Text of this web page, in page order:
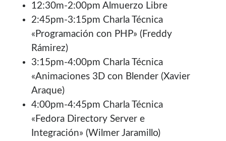
12:30m-2:00pm Almuerzo Libre
2:45pm-3:15pm Charla Técnica
«Programación con PHP» (Freddy
Rámirez)
3:15pm-4:00pm Charla Técnica
«Animaciones 3D con Blender (Xavier
Araque)
4:00pm-4:45pm Charla Técnica
«Fedora Directory Server e
Integración» (Wilmer Jaramillo)